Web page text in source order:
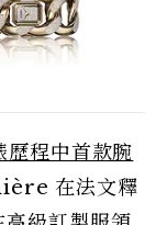
歷程中首款腕
在法文釋